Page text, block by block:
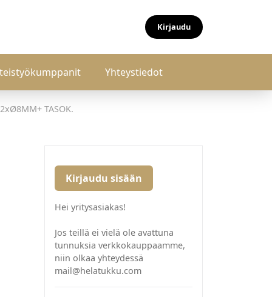
Kirjaudu
Yhteystiedot
TASOK.
Kirjaudu sisään
Hei yritysasiakas!
Jos teillä ei vielä ole avattuna
tunnuksia verkkokauppaamme,
niin olkaa yhteydessä
mail@helatukku.com